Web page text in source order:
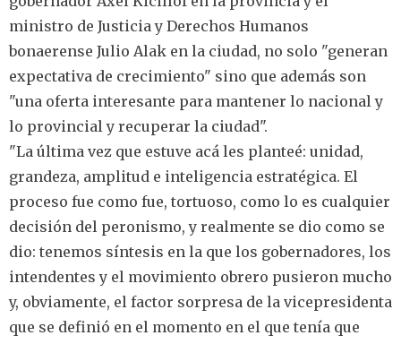
ministro de Justicia y Derechos Humanos
bonaerense Julio Alak en la ciudad, no solo "generan
expectativa de crecimiento" sino que además son
"una oferta interesante para mantener lo nacional y
lo provincial y recuperar la ciudad".
"La última vez que estuve acá les planteé: unidad,
grandeza, amplitud e inteligencia estratégica. El
proceso fue como fue, tortuoso, como lo es cualquier
decisión del peronismo, y realmente se dio como se
dio: tenemos síntesis en la que los gobernadores, los
intendentes y el movimiento obrero pusieron mucho
y, obviamente, el factor sorpresa de la vicepresidenta
que se definió en el momento en el que tenía que